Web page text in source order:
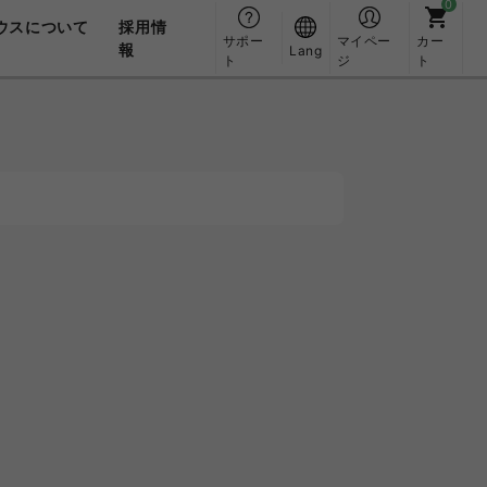
スについて
採用情
報
サポー
ト
Lang
マイペー
ジ
カー
ト